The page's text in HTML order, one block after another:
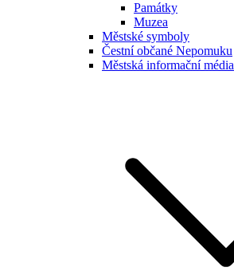
Památky
Muzea
Městské symboly
Čestní občané Nepomuku
Městská informační média